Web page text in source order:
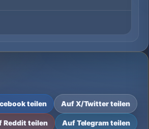
teilen Auf X/Twitter teilen
Reddit teilen Auf Telegram teilen